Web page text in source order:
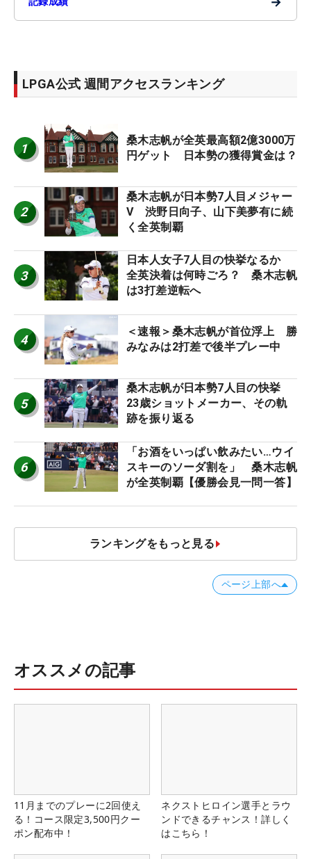
LPGA公式 週間アクセスランキング
1
桑木志帆が全英最高額2億3000万
円ゲット 日本勢の獲得賞金は？
2
桑木志帆が日本勢7人目メジャー
V 渋野日向子、山下美夢有に続
く全英制覇
3
日本人女子7人目の快挙なるか
全英決着は何時ごろ？ 桑木志帆
は3打差逆転へ
4
＜速報＞桑木志帆が首位浮上 勝
みなみは2打差で後半プレー中
5
桑木志帆が日本勢7人目の快挙
23歳ショットメーカー、その軌
跡を振り返る
6
「お酒をいっぱい飲みたい…ウイ
スキーのソーダ割を」 桑木志帆
が全英制覇【優勝会見一問一答】
ランキングをもっと見る
ページ上部へ
オススメの記事
11月までのプレーに2回使え
る！コース限定3,500円クー
ポン配布中！
ネクストヒロイン選手とラウ
ンドできるチャンス！詳しく
はこちら！